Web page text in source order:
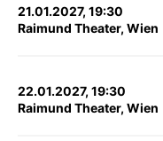
21.01.2027, 19:30
Raimund Theater, Wien
22.01.2027, 19:30
Raimund Theater, Wien